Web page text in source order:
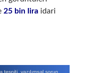
25 bin liraidari